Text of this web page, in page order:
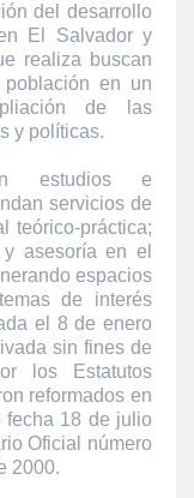
del desarrollo
El Salvador y
realiza buscan
en un
de las
y políticas.
estudios e
servicios de
teórico-práctica;
asesoría en el
espacios
de interés
el 8 de enero
sin fines de
los Estatutos
reformados en
fecha 18 de julio
Oficial número
2000.